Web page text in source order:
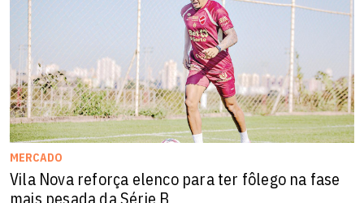
MERCADO
Vila Nova reforça elenco para ter fôlego na fase
mais pesada da Série B